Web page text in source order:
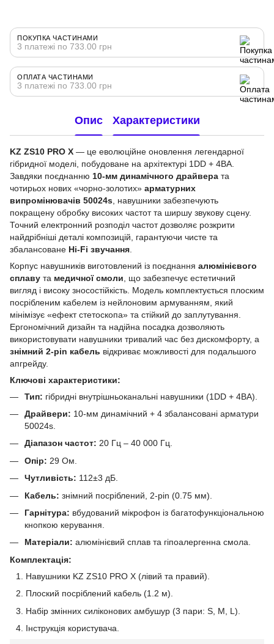
ПОКУПКА ЧАСТИНАМИ
3 платежі по 733.00 грн
ОПЛАТА ЧАСТИНАМИ
3 платежі по 733.00 грн
Опис Характеристики
KZ ZS10 PRO X — це еволюційне оновлення легендарної
гібридної моделі, побудоване на архітектурі 1DD + 4BA.
Завдяки поєднанню 10-мм динамічного драйвера та
чотирьох нових «чорно-золотих» арматурних
випромінювачів 50024s , навушники забезпечують
покращену обробку високих частот та ширшу звукову сцену.
Точний електронний розподіл частот дозволяє розкрити
найдрібніші деталі композицій, гарантуючи чисте та
збалансоване Hi-Fi звучання
Корпус навушників виготовлений із поєднання алюмінієвого
сплаву та медичної смоли , що забезпечує естетичний
вигляд і високу зносостійкість. Модель комплектується плоским
посрібленим кабелем із нейлоновим армуванням, який
мінімізує «ефект стетоскопа» та стійкий до заплутування.
Ергономічний дизайн та надійна посадка дозволяють
використовувати навушники тривалий час без дискомфорту, а
знімний 2-pin кабель відкриває можливості для подальшого
апгрейду.
Ключові характеристики:
Тип: гібридні внутрішньоканальні навушники (1DD + 4BA).
Драйвери: 10-мм динамічний + 4 збалансовані арматури
50024s.
Діапазон частот: 20 Гц – 40 000 Гц.
Опір: 29 Ом.
Чутливість: 112±3 дБ.
Кабель: знімний посріблений, 2-pin (0.75 мм).
Гарнітура: вбудований мікрофон із багатофункціональною
кнопкою керування.
Матеріали: алюмінієвий сплав та гіпоалергенна смола.
Комплектація:
Навушники KZ ZS10 PRO X (лівий та правий).
Плоский посріблений кабель (1.2 м).
Набір змінних силіконових амбушур (3 пари: S, M, L).
Інструкція користувача.